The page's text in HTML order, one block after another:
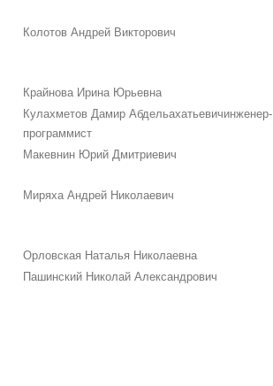
Колотов Андрей Викторович
Крайнова Ирина Юрьевна
Кулахметов Дамир Абдельахатьевичинженер-
программист
Макевнин Юрий Дмитриевич
Миряха Андрей Николаевич
Орловская Наталья Николаевна
Пашинский Николай Александрович